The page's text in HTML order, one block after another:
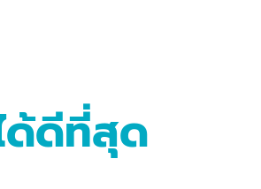
ด้ดีที่สุด